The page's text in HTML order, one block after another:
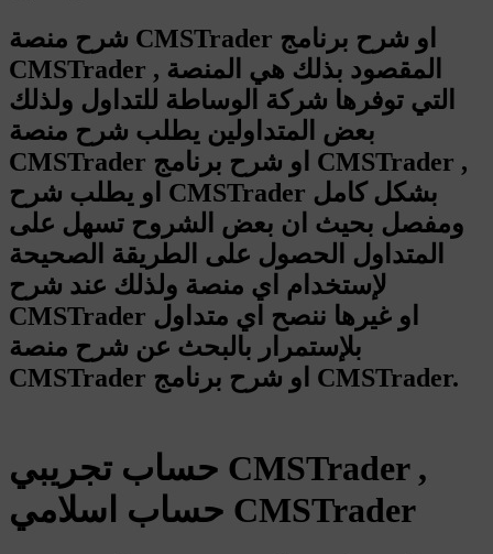
شرح منصة CMSTrader او شرح برنامج
CMSTrader , المقصود بذلك هي المنصة
التي توفرها شركة الوساطة للتداول ولذلك
بعض المتداولين يطلب شرح منصة
CMSTrader او شرح برنامج CMSTrader ,
او يطلب شرح CMSTrader بشكل كامل
ومفصل بحيث ان بعض الشروح تسهل على
المتداول الحصول على الطريقة الصحيحة
لإستخدام اي منصة ولذلك عند شرح
CMSTrader او غيرها ننصح اي متداول
بلإستمرار بالبحث عن شرح منصة
CMSTrader او شرح برنامج CMSTrader.
حساب تجريبي CMSTrader ,
حساب اسلامي CMSTrader